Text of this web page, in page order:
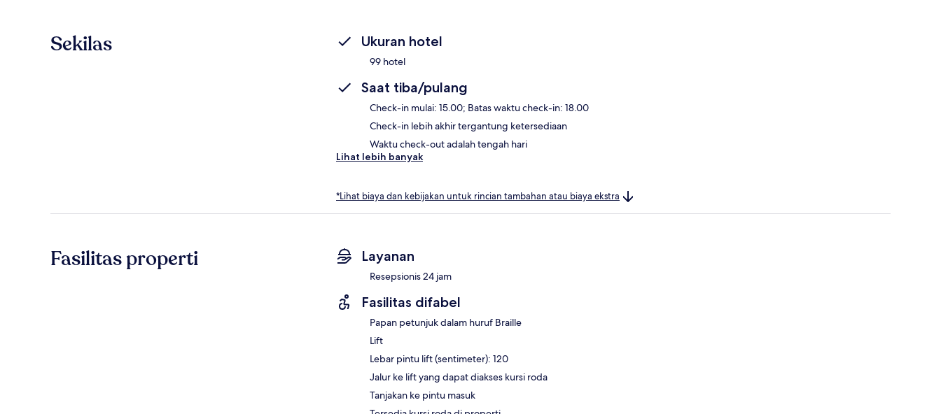
Sekilas Ukuran hotel
99 hotel
Saat tiba/pulang
Check-in mulai: 15.00; Batas waktu check-in: 18.00
Check-in lebih akhir tergantung ketersediaan
Waktu check-out adalah tengah hari
Lihat lebih banyak
*Lihat biaya dan kebijakan untuk rincian tambahan atau biaya ekstra
Fasilitas properti Layanan
Resepsionis 24 jam
Fasilitas difabel
Papan petunjuk dalam huruf Braille
Lift
Lebar pintu lift (sentimeter): 120
Jalur ke lift yang dapat diakses kursi roda
Tanjakan ke pintu masuk